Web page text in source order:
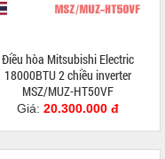
Điều hòa Mitsubishi Electric
18000BTU 2 chiều inverter
MSZ/MUZ-HT50VF
Giá: 20.300.000 đ